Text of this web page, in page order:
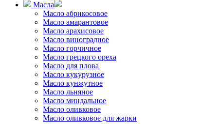
Масла
Масло абрикосовое
Масло амарантовое
Масло арахисовое
Масло виноградное
Масло горчичное
Масло грецкого ореха
Масло для плова
Масло кукурузное
Масло кунжутное
Масло льняное
Масло миндальное
Масло оливковое
Масло оливковое для жарки